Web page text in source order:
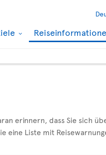
erinnern, dass Sie sich
eine Liste mit